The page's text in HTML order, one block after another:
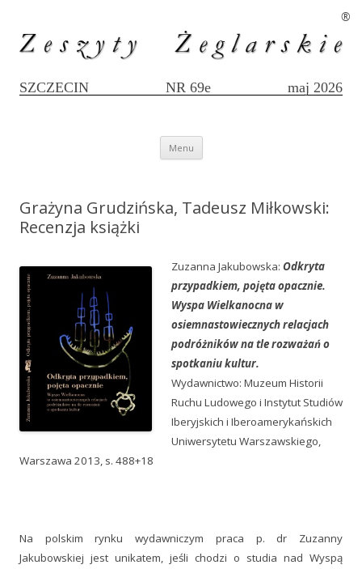
SZCZECIN NR 69e maj 2026
®
Menu Przejdź
Grażyna Grudzińska, Tadeusz Miłkowski:
Recenzja książki
Zuzanna Jakubowska: Odkryta
przypadkiem, pojęta opacznie.
Wyspa Wielkanocna w
osiemnastowiecznych relacjach
podróżników na tle rozważań o
spotkaniu kultur.
Wydawnictwo: Muzeum Historii
Ruchu Ludowego i Instytut Studiów
Iberyjskich i Iberoamerykańskich
Uniwersytetu Warszawskiego,
Warszawa 2013, s. 488+18
Na polskim rynku wydawniczym praca p. dr Zuzanny
Jakubowskiej jest unikatem, jeśli chodzi o studia nad Wyspą